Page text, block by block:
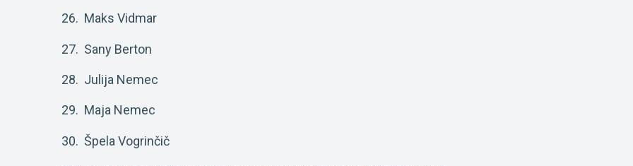
26. Maks Vidmar
27. Sany Berton
28. Julija Nemec
29. Maja Nemec
30. Špela Vogrinčič